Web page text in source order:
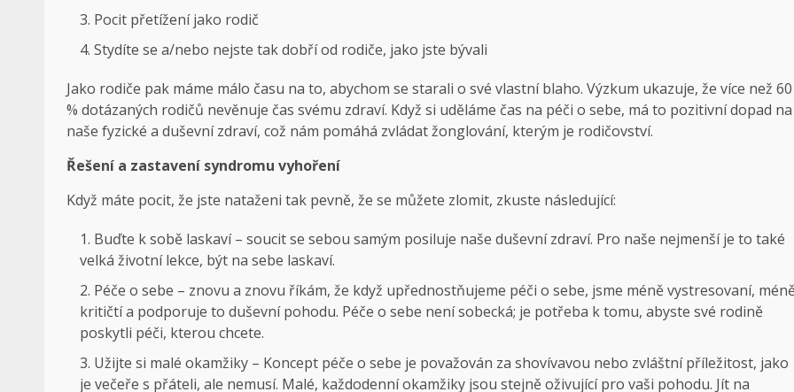
Pocit přetížení jako rodič
Stydíte se a/nebo nejste tak dobří od rodiče, jako jste bývali
Jako rodiče pak máme málo času na to, abychom se starali o své vlastní blaho. Výzkum ukazuje, že více než 60
% dotázaných rodičů nevěnuje čas svému zdraví. Když si uděláme čas na péči o sebe, má to pozitivní dopad na
naše fyzické a duševní zdraví, což nám pomáhá zvládat žonglování, kterým je rodičovství.
Řešení a zastavení syndromu vyhoření
Když máte pocit, že jste nataženi tak pevně, že se můžete zlomit, zkuste následující:
Buďte k sobě laskaví – soucit se sebou samým posiluje naše duševní zdraví. Pro naše nejmenší je to také
velká životní lekce, být na sebe laskaví.
Péče o sebe – znovu a znovu říkám, že když upřednostňujeme péči o sebe, jsme méně vystresovaní,
kritičtí a podporuje to duševní pohodu. Péče o sebe není sobecká; je potřeba k tomu, abyste své rodině
poskytli péči, kterou chcete.
Užijte si malé okamžiky – Koncept péče o sebe je považován za shovívavou nebo zvláštní příležitost, jako
je večeře s přáteli, ale nemusí. Malé, každodenní okamžiky jsou stejně oživující pro vaši pohodu. Jít na